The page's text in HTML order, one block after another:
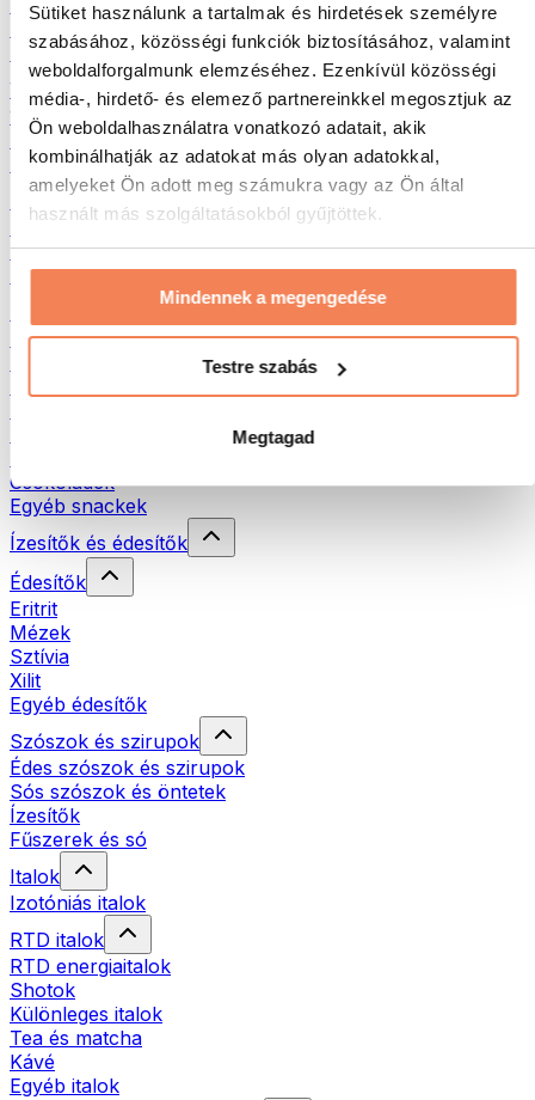
Sütiket használunk a tartalmak és hirdetések személyre
szabásához, közösségi funkciók biztosításához, valamint
weboldalforgalmunk elemzéséhez. Ezenkívül közösségi
média-, hirdető- és elemező partnereinkkel megosztjuk az
Ön weboldalhasználatra vonatkozó adatait, akik
kombinálhatják az adatokat más olyan adatokkal,
amelyeket Ön adott meg számukra vagy az Ön által
használt más szolgáltatásokból gyűjtöttek.
Mindennek a megengedése
Testre szabás
Megtagad
Hús
Hüvelyesek
Egyéb fitness élelmiszerek
Vajak
100% Magvajak
Édes magvajak
Fehérjés magvajak
Szuperélelmiszerek
Zöld szuperélelmiszerek
Rostok
Egyéb szuperélelmiszerek
Protein szeletek
Fehérjés chipsek és ropik
Csokoládék
Egyéb snackek
Ízesítők és édesítők
Édesítők
Eritrit
Mézek
Sztívia
Xilit
Egyéb édesítők
Szószok és szirupok
Édes szószok és szirupok
Sós szószok és öntetek
Ízesítők
Fűszerek és só
Italok
Izotóniás italok
RTD italok
RTD energiaitalok
Shotok
Különleges italok
Tea és matcha
Kávé
Egyéb italok